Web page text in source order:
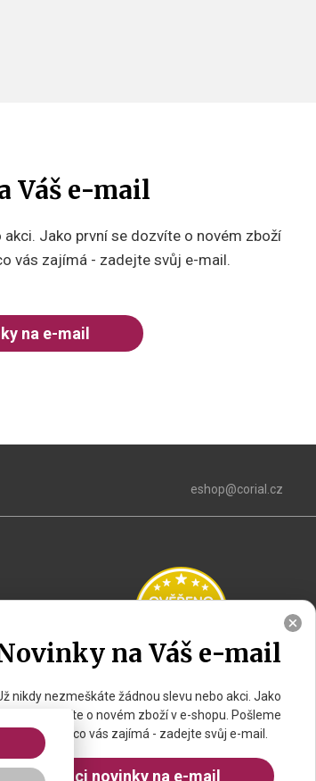
Váš e-mail
Jako první se dozvíte o novém zboží
vás zajímá - zadejte svůj e-mail.
na e-mail
na Váš e-mail
nikdy nezmeškáte žádnou slevu nebo akci. Jako
první se dozvíte o novém zboží v e-shopu. Pošleme
vám jen to, co vás zajímá - zadejte svůj e-mail.
Chci novinky na e-mail
eshop@corial.cz